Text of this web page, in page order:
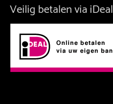
Veilig betalen via iDeal